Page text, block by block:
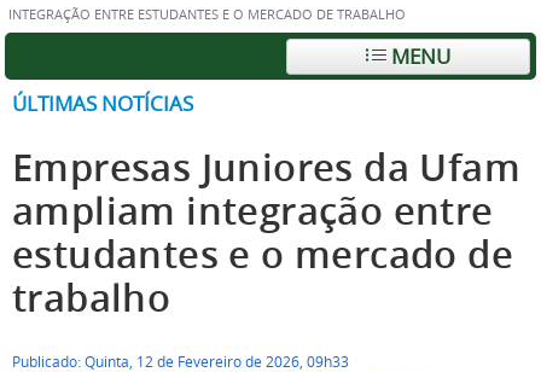
INTEGRAÇÃO ENTRE ESTUDANTES E O MERCADO DE TRABALHO
MENU
ÚLTIMAS NOTÍCIAS
Empresas Juniores da Ufam
ampliam integração entre
estudantes e o mercado de
trabalho
Publicado: Quinta, 12 de Fevereiro de 2026, 09h33